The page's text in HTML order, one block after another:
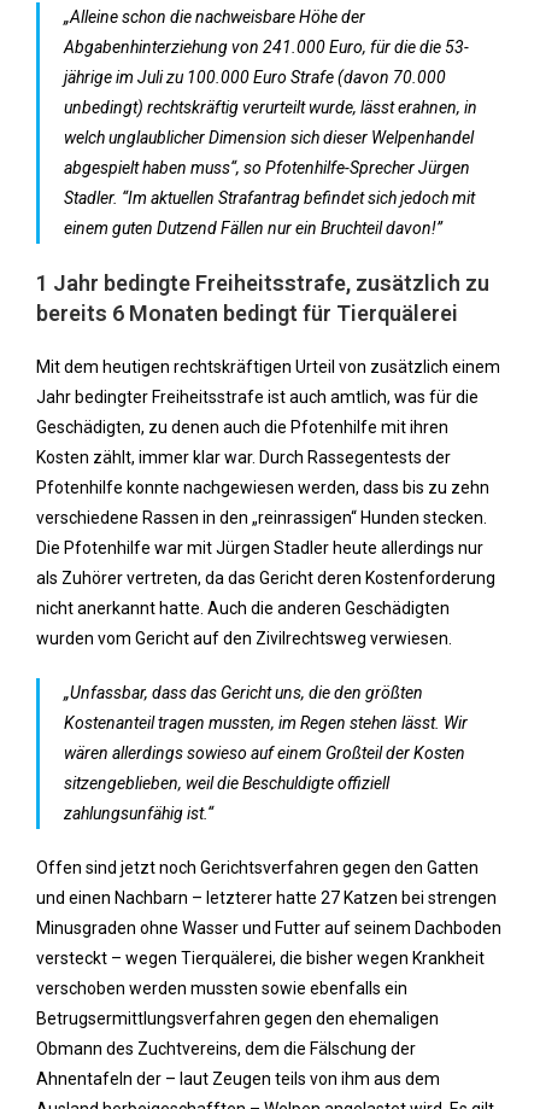
„Alleine schon die nachweisbare Höhe der
Abgabenhinterziehung von 241.000 Euro, für die die 53-
jährige im Juli zu 100.000 Euro Strafe (davon 70.000
unbedingt) rechtskräftig verurteilt wurde, lässt erahnen, in
welch unglaublicher Dimension sich dieser Welpenhandel
abgespielt haben muss“, so Pfotenhilfe-Sprecher Jürgen
Stadler. “Im aktuellen Strafantrag befindet sich jedoch mit
einem guten Dutzend Fällen nur ein Bruchteil davon!”
1 Jahr bedingte Freiheitsstrafe, zusätzlich zu
bereits 6 Monaten bedingt für Tierquälerei
Mit dem heutigen rechtskräftigen Urteil von zusätzlich einem
Jahr bedingter Freiheitsstrafe ist auch amtlich, was für die
Geschädigten, zu denen auch die Pfotenhilfe mit ihren
Kosten zählt, immer klar war. Durch Rassegentests der
Pfotenhilfe konnte nachgewiesen werden, dass bis zu zehn
verschiedene Rassen in den „reinrassigen“ Hunden stecken.
Die Pfotenhilfe war mit Jürgen Stadler heute allerdings nur
als Zuhörer vertreten, da das Gericht deren Kostenforderung
nicht anerkannt hatte. Auch die anderen Geschädigten
wurden vom Gericht auf den Zivilrechtsweg verwiesen.
„Unfassbar, dass das Gericht uns, die den größten
Kostenanteil tragen mussten, im Regen stehen lässt. Wir
wären allerdings sowieso auf einem Großteil der Kosten
sitzengeblieben, weil die Beschuldigte offiziell
zahlungsunfähig ist.“
Offen sind jetzt noch Gerichtsverfahren gegen den Gatten
und einen Nachbarn – letzterer hatte 27 Katzen bei strengen
Minusgraden ohne Wasser und Futter auf seinem Dachboden
versteckt – wegen Tierquälerei, die bisher wegen Krankheit
verschoben werden mussten sowie ebenfalls ein
Betrugsermittlungsverfahren gegen den ehemaligen
Obmann des Zuchtvereins, dem die Fälschung der
Ahnentafeln der – laut Zeugen teils von ihm aus dem